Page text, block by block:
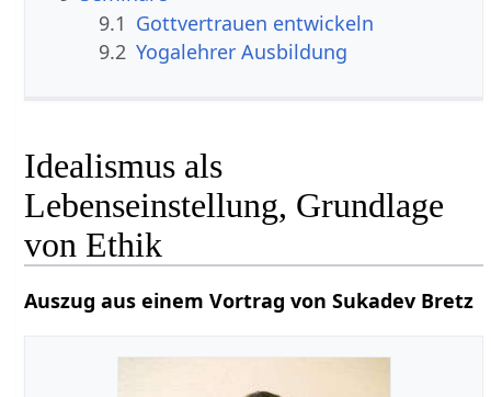
9.1 Gottvertrauen entwickeln
9.2 Yogalehrer Ausbildung
Idealismus als
Lebenseinstellung, Grundlage
von Ethik
Auszug aus einem Vortrag von Sukadev Bretz